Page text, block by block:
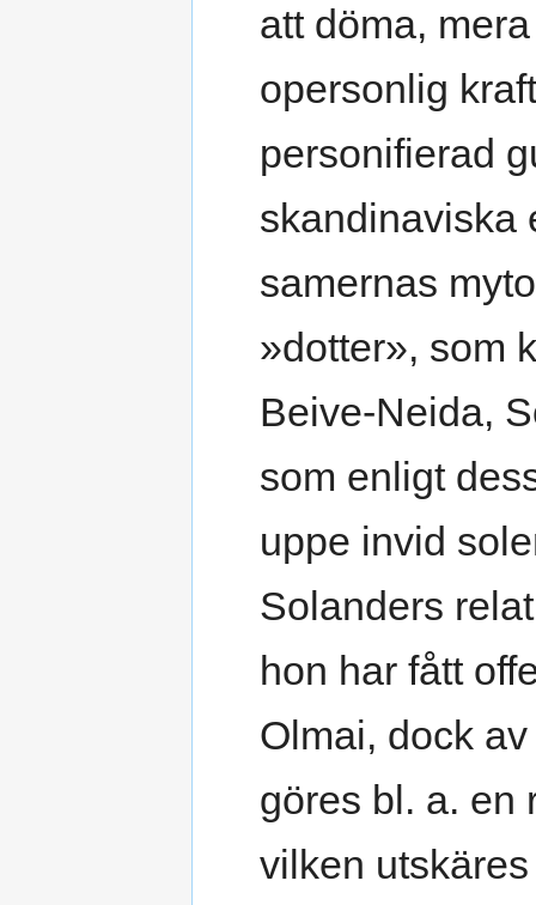
att döma,
opersonlig
personifierad
skandinaviska
samernas
»dotter», som
Beive-Neida,
som enligt
uppe invid
Solanders
hon har fått
Olmai, dock
göres bl. a. en
vilken